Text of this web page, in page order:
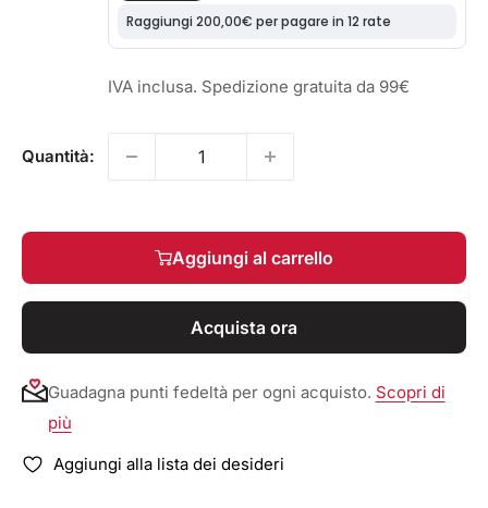
IVA inclusa. Spedizione gratuita da 99€
Quantità:
Aggiungi al carrello
Acquista ora
Guadagna punti fedeltà per ogni acquisto. Scopri di
più
Aggiungi alla lista dei desideri